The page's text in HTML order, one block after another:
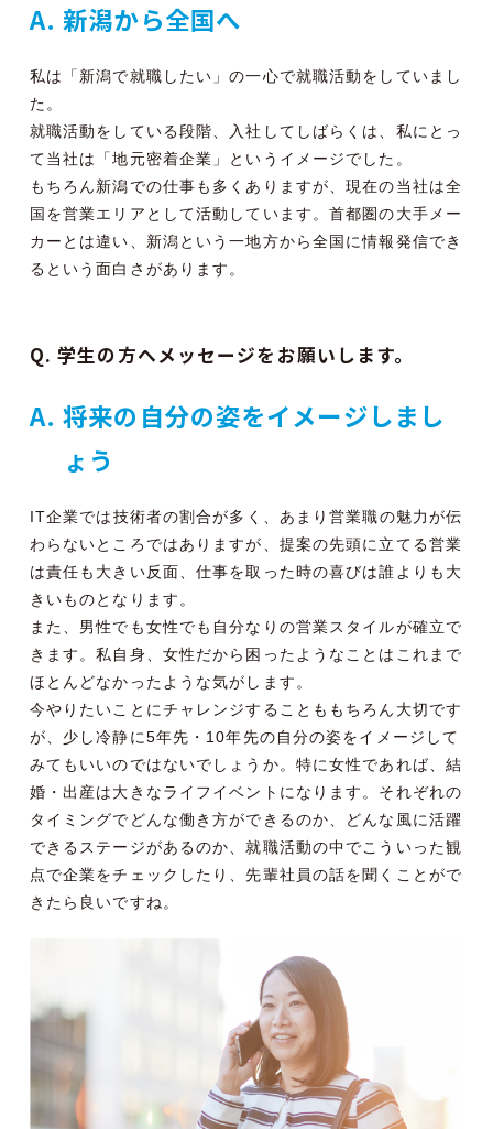
A. 新潟から全国へ
私は「新潟で就職したい」の一心で就職活動をしていまし
た。
就職活動をしている段階、入社してしばらくは、私にとっ
て当社は「地元密着企業」というイメージでした。
もちろん新潟での仕事も多くありますが、現在の当社は全
国を営業エリアとして活動しています。首都圏の大手メー
カーとは違い、新潟という一地方から全国に情報発信でき
るという面白さがあります。
Q. 学生の方へメッセージをお願いします。
A. 将来の自分の姿をイメージしまし
ょう
IT企業では技術者の割合が多く、あまり営業職の魅力が伝
わらないところではありますが、提案の先頭に立てる営業
は責任も大きい反面、仕事を取った時の喜びは誰よりも大
きいものとなります。
また、男性でも女性でも自分なりの営業スタイルが確立で
きます。私自身、女性だから困ったようなことはこれまで
ほとんどなかったような気がします。
今やりたいことにチャレンジすることももちろん大切です
が、少し冷静に5年先・10年先の自分の姿をイメージして
みてもいいのではないでしょうか。特に女性であれば、結
婚・出産は大きなライフイベントになります。それぞれの
タイミングでどんな働き方ができるのか、どんな風に活躍
できるステージがあるのか、就職活動の中でこういった観
点で企業をチェックしたり、先輩社員の話を聞くことがで
きたら良いですね。